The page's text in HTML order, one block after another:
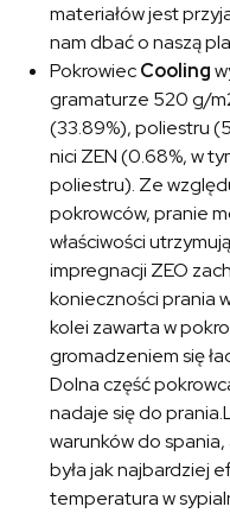
materiałów jest
nam dbać o naszą
PokrowiecCooling
gramaturze 520 g/
(33.89%), poliestru
nici ZEN (0.68%, w
poliestru). Ze
pokrowców, pranie
właściwości
impregnacji ZEO
konieczności prania
kolei zawarta w
gromadzeniem się
Dolna część
nadaje się do
warunków do spania,
była jak najbardziej
temperatura w